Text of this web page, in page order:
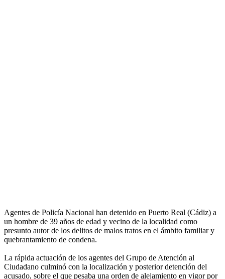
Agentes de Policía Nacional han detenido en Puerto Real (Cádiz) a
un hombre de 39 años de edad y vecino de la localidad como
presunto autor de los delitos de malos tratos en el ámbito familiar y
quebrantamiento de condena.
La rápida actuación de los agentes del Grupo de Atención al
Ciudadano culminó con la localización y posterior detención del
acusado, sobre el que pesaba una orden de alejamiento en vigor por